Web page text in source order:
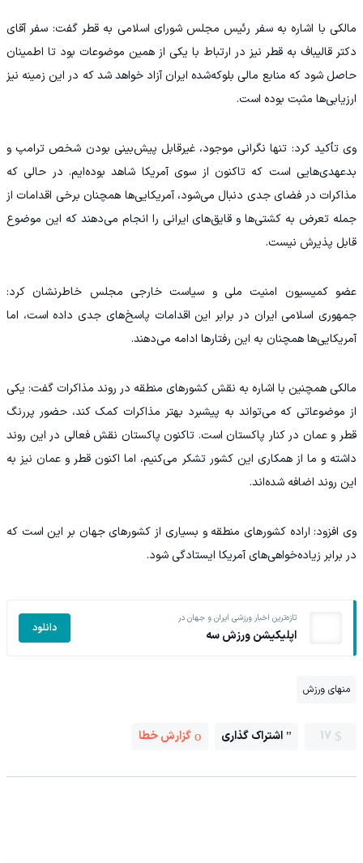
مالکی با اشاره به سفر رئیس مجلس شورای اسلامی به قطر گفت: سفر آقای
دکتر قالیباف به قطر نیز در ارتباط با یکی از همین موضوعات بود تا اطمینان
حاصل شود که منابع مالی بلوکه‌شده ایران آزاد خواهد شد که در این زمینه نیز
ارزیابی‌ها مثبت بوده است.
وی تأکید کرد: تنها نگرانی موجود، غیرقابل پیش‌بینی بودن شخص ترامپ و
بدعهدی‌هایی است که تاکنون از سوی آمریکا شاهد بوده‌ایم. در حالی که
مذاکرات در فضای جدی دنبال می‌شود، آمریکایی‌ها همچنان برخی اقدامات از
جمله تعرض به کشتی‌ها و قایق‌های ایرانی را انجام می‌دهند که این موضوع
قابل پذیرش نیست.
عضو کمیسیون امنیت ملی و سیاست خارجی مجلس خاطرنشان کرد:
جمهوری اسلامی ایران در برابر این اقدامات پاسخ‌های جدی داده است، اما
آمریکایی‌ها همچنان به این رفتار‌ها ادامه می‌دهند.
مالکی همچنین با اشاره به نقش کشور‌های منطقه در روند مذاکرات گفت: یکی
از موضوعاتی که می‌تواند به پیشبرد بهتر مذاکرات کمک کند، حضور پررنگ
قطر و عمان در کنار پاکستان است. تاکنون پاکستان نقش فعالی در این روند
داشته و ما از همکاری این کشور تشکر می‌کنیم، اما اکنون قطر و عمان نیز به
این روند اضافه شده‌اند.
وی افزود: اراده کشور‌های منطقه و بسیاری از کشور‌های جهان بر این است که
در برابر زیاده‌خواهی‌های آمریکا ایستادگی شود.
تازه‌ترین اخبار ورزشی ایران و جهان در
اپلیکیشن ورزش سه دانلود
منهای ورزش
17 اشتراک گذاری گزارش خطا